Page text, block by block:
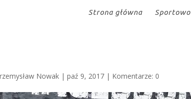
Strona główna Sportowo
Nowak |paź 9, 2017 | Komentarze: 0